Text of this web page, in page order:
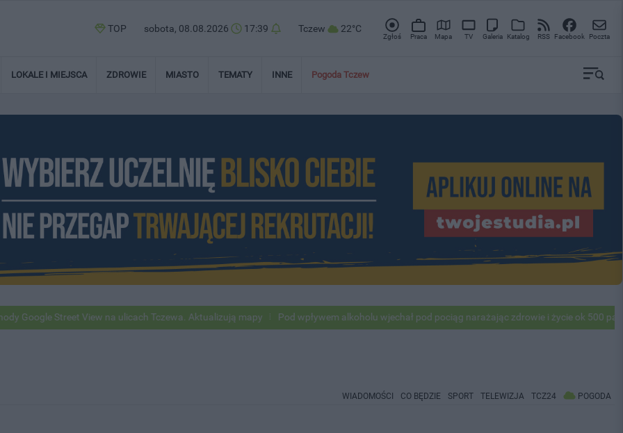
TOP sobota, 08.08.2026 17:39 Tczew 22°C
Zgłoś Praca Mapa TV Galeria Katalog RSS Facebook Poczta
LOKALE I MIEJSCA ZDROWIE MIASTO TEMATY INNE Pogoda Tczew
Street View na ulicach Tczewa. Aktualizują mapy Pod wpływem alkoholu wjechał pod pociąg narażając zdrowie i życie ok 500
WIADOMOŚCI CO BĘDZIE SPORT TELEWIZJA TCZ24 POGODA